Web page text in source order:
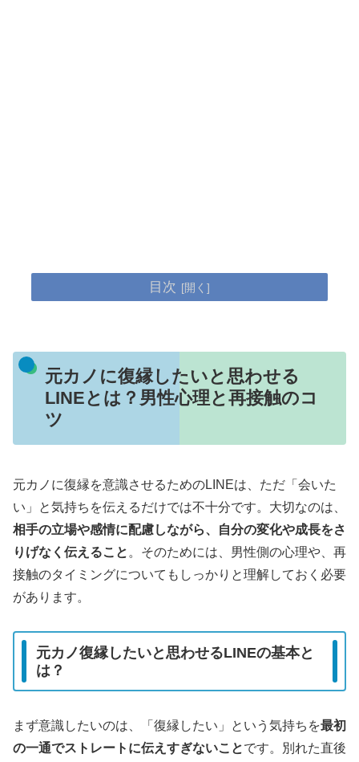
目次
元カノに復縁したいと思わせる
LINEとは？男性心理と再接触のコ
ツ
元カノに復縁を意識させるためのLINEは、ただ「会いた
い」と気持ちを伝えるだけでは不十分です。大切なのは、
相手の立場や感情に配慮しながら、自分の変化や成長をさ
りげなく伝えること 。そのためには、男性側の心理や、再
接触のタイミングについてもしっかりと理解しておく必要
があります。
元カノ復縁したいと思わせるLINEの基本と
は？
まず意識したいのは、「復縁したい」という気持ちを最初
の一通でストレートに伝えすぎないことです。別れた直後